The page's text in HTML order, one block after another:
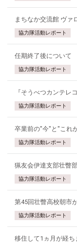
まちなか交流館 ヴァ
協力隊活動レポート
任期終了後について
協力隊活動レポート
『そうべつカンテレ
協力隊活動レポート
卒業前の"今"と"これ
協力隊活動レポート
猟友会伊達支部壮瞥
協力隊活動レポート
第45回壮瞥高校朝市
協力隊活動レポート
移住して1ヵ月が経ち